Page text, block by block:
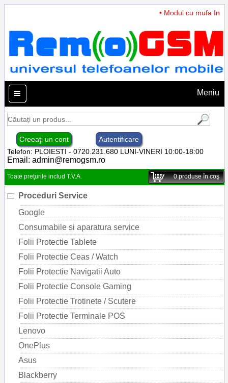
• Modul cu mufa
Meniu
Creeaţi un cont
Autentificare
Telefon: PLOIESTI - 0720.231.680 LUNI-VINERI 10:00-18:00
Email: admin@remogsm.ro
Toate preţurile includ T.V.A. 0produse în coş
Proceduri Service
Google
Consumabile si aparatura service
Folii Protectie Tablete
Folii Protectie Ceas / Watch
Folii Protectie Navigatii Auto
Folii Protectie Console Gaming
Folii Protectie Trotinete / Scutere
Folii Protectie Terminale POS
Lenovo
OnePlus
Asus
Blackberry